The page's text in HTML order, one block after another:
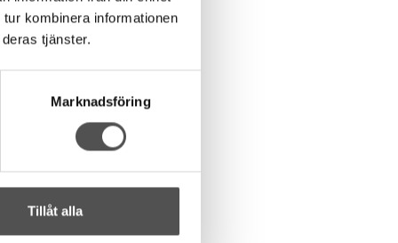
kombinera informationen
tjänster.
Marknadsföring
Tillåt alla